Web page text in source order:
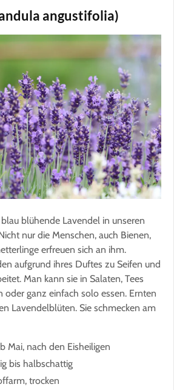
angustifolia)
blühende Lavendel in unseren
nur die Menschen, auch Bienen,
erfreuen sich an ihm.
aufgrund ihres Duftes zu Seifen und
Man kann sie in Salaten, Tees
oder ganz einfach solo essen. Ernten
Lavendelblüten. Sie schmecken am
Mai, nach den Eisheiligen
bis halbschattig
trocken